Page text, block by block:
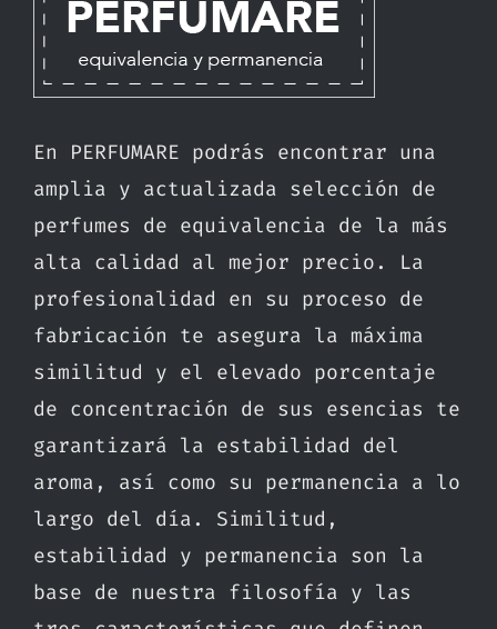
En PERFUMARE podrás encontrar una
amplia y actualizada selección de
perfumes de equivalencia de la más
alta calidad al mejor precio. La
profesionalidad en su proceso de
fabricación te asegura la máxima
similitud y el elevado porcentaje
de concentración de sus esencias te
garantizará la estabilidad del
aroma, así como su permanencia a lo
largo del día. Similitud,
estabilidad y permanencia son la
base de nuestra filosofía y las